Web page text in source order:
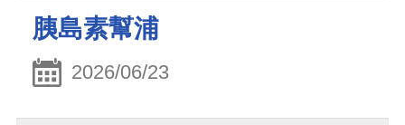
胰島素幫浦
2026/06/23